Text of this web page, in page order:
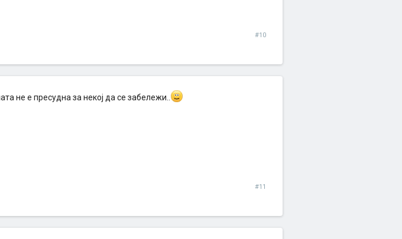
#10
не е пресудна за некој да се забележи..
#11